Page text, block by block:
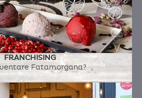
FRANCHISING
Fatamorgana?